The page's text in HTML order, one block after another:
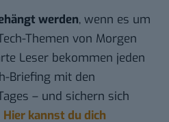
werden, wenn es um
Themen von Morgen
Leser bekommen jeden
Briefing mit den
– und sichern sich
Hier kannst du dich